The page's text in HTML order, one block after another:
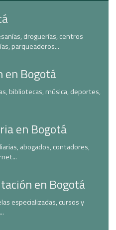
droguerías, centros
parqueaderos...
en Bogotá
bibliotecas, música, deportes,
en Bogotá
abogados, contadores,
en Bogotá
especializadas, cursos y